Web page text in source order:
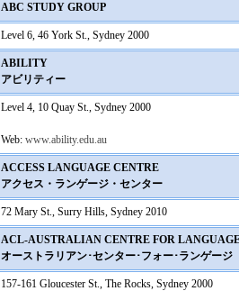
ABC STUDY GROUP
Level 6, 46 York St., Sydney 2000
ABILITY
アビリティー
Level 4, 10 Quay St., Sydney 2000
Web: www.ability.edu.au
ACCESS LANGUAGE CENTRE
アクセス・ランゲージ・センター
72 Mary St., Surry Hills, Sydney 2010
ACL-AUSTRALIAN CENTRE FOR
オーストラリアン･センター･フォー･ランゲージ
157-161 Gloucester St., The Rocks, Sydney 2000